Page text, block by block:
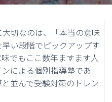
切なのは、「本当の意味
い段階でピックアップす
でもここ数年ますます人
による個別指導塾であ
並んで受験対策のトレン